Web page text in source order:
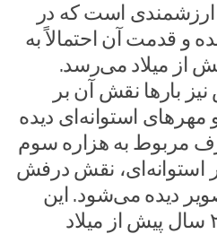
است که در
قدمت آن احتمالاً به
از میلاد می‌رسد.
بارها نقش آن بر
استوانه‌ای دیده
مربوط به هزاره سوم
استوانه‌ای، نقش درفش
دیده می‌شود. این
آثار حدود ۲۸۰۰ تا ۲۴۰۰ سال پیش از میلاد